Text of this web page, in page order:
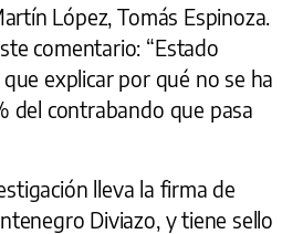
López, Tomás Espinoza.
comentario: “Estado
explicar por qué no se ha
del contrabando que pasa
lleva la firma de
Diviazo, y tiene sello